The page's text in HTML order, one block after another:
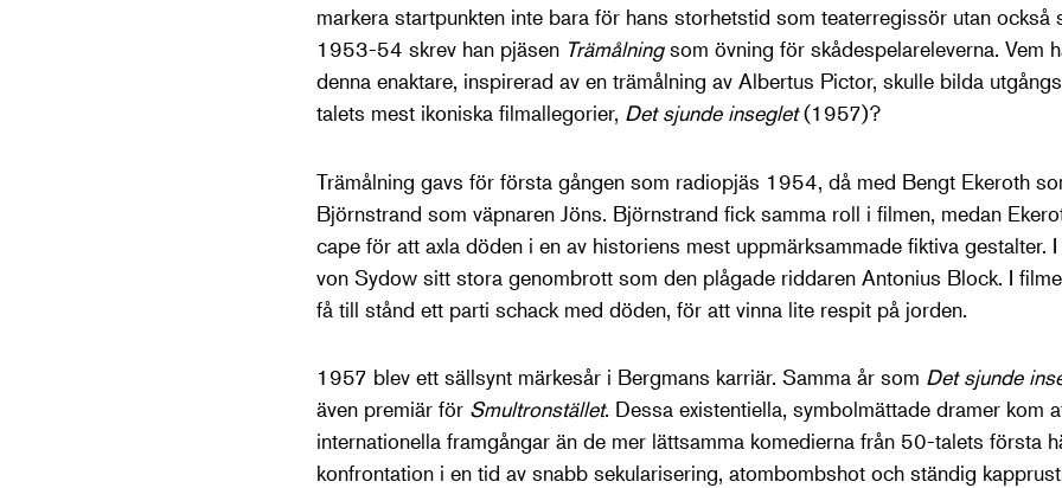
markera startpunkten inte bara för hans storhetstid som teaterregissör utan också
1953-54 skrev han pjäsen Trämålningsom övning för skådespelareleverna. Vem
denna enaktare, inspirerad av en trämålning av Albertus Pictor, skulle bilda
talets mest ikoniska filmallegorier, Det sjunde inseglet(1957)?
Trämålning gavs för första gången som radiopjäs 1954, då med Bengt Ekeroth
Björnstrand som väpnaren Jöns. Björnstrand fick samma roll i filmen, medan
cape för att axla döden i en av historiens mest uppmärksammade fiktiva gestalter.
von Sydow sitt stora genombrott som den plågade riddaren Antonius Block. I
få till stånd ett parti schack med döden, för att vinna lite respit på jorden.
1957 blev ett sällsynt märkesår i Bergmans karriär. Samma år som Det sjunde
även premiär för Smultronstället. Dessa existentiella, symbolmättade dramer kom
internationella framgångar än de mer lättsamma komedierna från 50-talets första
konfrontation i en tid av snabb sekularisering, atombombshot och ständig